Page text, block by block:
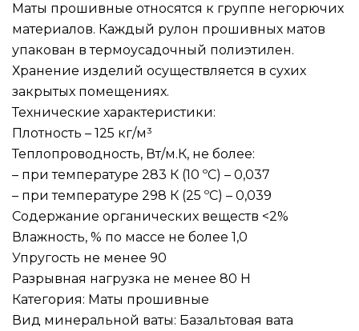
Маты прошивные относятся к группе негорючих
материалов. Каждый рулон прошивных матов
упакован в термоусадочный полиэтилен.
Хранение изделий осуществляется в сухих
закрытых помещениях.
Технические характеристики:
Плотность – 125 кг/м³
Теплопроводность, Вт/м.К, не более:
– при температуре 283 К (10 ºC) – 0,037
– при температуре 298 К (25 ºC) – 0,039
Содержание органических веществ <2%
Влажность, % по массе не более 1,0
Упругость не менее 90
Разрывная нагрузка не менее 80 Н
Категория: Маты прошивные
Вид минеральной ваты: Базальтовая вата